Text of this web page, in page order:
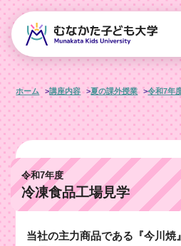
ホーム 講座内容 夏の課外授業 令和7年
令和7年度
冷凍食品工場見学
当社の主力商品である『今川焼